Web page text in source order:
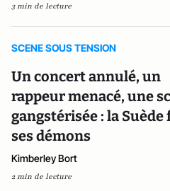
3 min de lecture
SCENE SOUS TENSION
Un concert annulé, un
rappeur menacé, une
gangstérisée : la Suède
ses démons
Kimberley Bort
2 min de lecture